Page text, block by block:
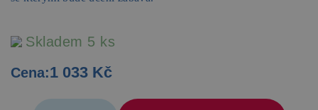
Skladem 5 ks
Cena:1 033 Kč